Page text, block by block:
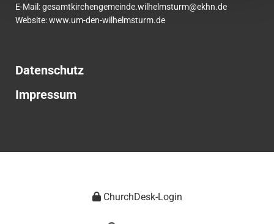
E-Mail:gesamtkirchengemeinde.wilhelmsturm@ekhn.de
Website: www.um-den-wilhelmsturm.de
Datenschutz
Impressum
ChurchDesk-Login